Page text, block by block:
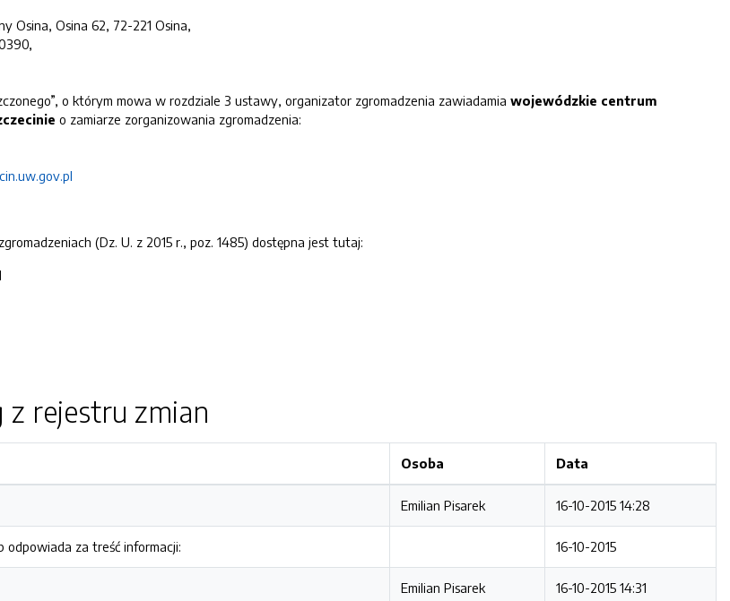
Osina, Osina 62, 72-221 Osina,
o którym mowa w rozdziale 3 ustawy, organizator zgromadzenia zawiadamia wojewódzkie centrum
o zamiarze zorganizowania zgromadzenia:
(Dz. U. z 2015 r., poz. 1485) dostępna jest tutaj:
rejestru zmian
Osoba Data
Emilian Pisarek 16-10-2015 14:28
za treść informacji: 16-10-2015
Emilian Pisarek 16-10-2015 14:31